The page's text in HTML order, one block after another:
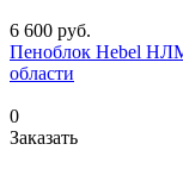
6 600 руб.
Пеноблок Hebel
области
0
Заказать